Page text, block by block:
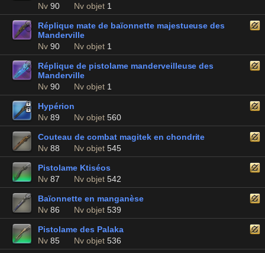
Nv 90 Nv objet 1
Réplique mate de baïonnette majestueuse des
Manderville
Nv 90 Nv objet 1
Réplique de pistolame manderveilleuse des
Manderville
Nv 90 Nv objet 1
Hypérion
Nv 89 Nv objet 560
Couteau de combat magitek en chondrite
Nv 88 Nv objet 545
Pistolame Ktiséos
Nv 87 Nv objet 542
Baïonnette en manganèse
Nv 86 Nv objet 539
Pistolame des Palaka
Nv 85 Nv objet 536